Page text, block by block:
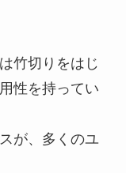
竹切りをはじ
性を持ってい
が、多くのユ